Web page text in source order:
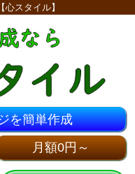
スタイル】
を簡単作成
月額0円～